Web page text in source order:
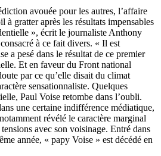
avouée pour les autres, l’affaire
gratter après les résultats impensables
», écrit le journaliste Anthony
à ce fait divers. « Il est
a pesé dans le résultat de ce premier
Et en faveur du Front national
par ce qu’elle disait du climat
sensationnaliste. Quelques
Paul Voise retombe dans l’oubli.
une certaine indifférence médiatique,
révélé le caractère marginal
avec son voisinage. Entré dans
année, « papy Voise » est décédé en